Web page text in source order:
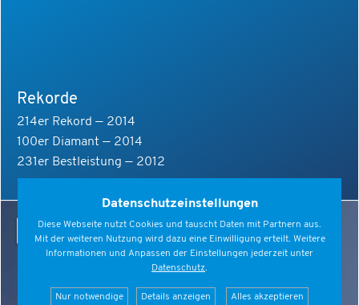
Rekorde
214er Rekord — 2014
100er Diamant — 2014
231er Bestleistung — 2012
Datenschutzeinstellungen
Diese Webseite nutzt Cookies und tauscht Daten mit Partnern aus.
Mit der weiteren Nutzung wird dazu eine Einwilligung erteilt. Weitere
Informationen und Anpassen der Einstellungen jederzeit unter
Datenschutz.
Nur notwendige Details anzeigen Alles akzeptieren